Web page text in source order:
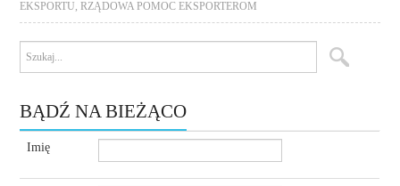
EKSPORTU
RZĄDOWA POMOC EKSPORTEROM
BĄDŹ NA BIEŻĄCO
Imię